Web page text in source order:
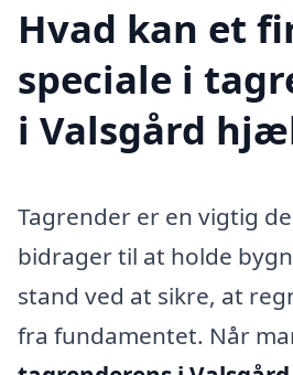
Hvad kan et
speciale i
i Valsgård
Tagrender er en vigtig
bidrager til at holde
stand ved at sikre, at
fra fundamentet. Når